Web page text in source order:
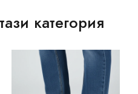
категория